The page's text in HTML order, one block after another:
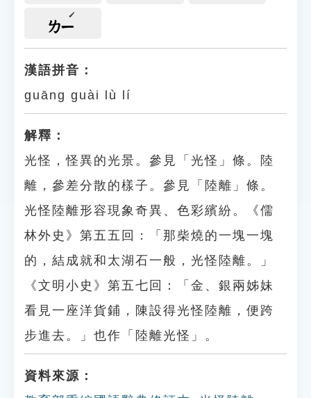
ㄌㄧ
漢語拼音：
guāng guài lù lí
解釋：
光怪，怪異的光景。參見「光怪」條。陸
離，參差分散的樣子。參見「陸離」條。
光怪陸離形容現象奇異、色彩繽紛。《儒
林外史》第五五回：「那柴燒的一塊一塊
的，結成就和太湖石一般，光怪陸離。」
《文明小史》第五七回：「金、銀兩姊妹
看見一座洋貨鋪，陳設得光怪陸離，便跨
步進去。」也作「陸離光怪」。
資料來源：